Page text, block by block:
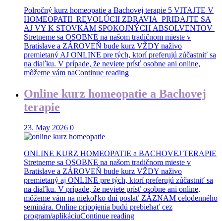
Polročný kurz homeopatie a Bachovej terapie 5 VITAJTE V
HOMEOPATII REVOLÚCII ZDRAVIA PRIDAJTE SA
AJ VY K STOVKÁM SPOKOJNÝCH ABSOLVENTOV
Stretneme sa OSOBNE na našom tradičnom mieste v
Bratislave a ZÁROVEŇ bude kurz VŽDY naživo
premietaný AJ ONLINE pre tých, ktorí preferujú zúčastniť sa
na diaľku. V prípade, že neviete prísť osobne ani online,
môžeme vám naContinue reading
Online kurz homeopatie a Bachovej
terapie
23. May 2026 0
ONLINE KURZ HOMEOPATIE a BACHOVEJ TERAPIE
Stretneme sa OSOBNE na našom tradičnom mieste v
Bratislave a ZÁROVEŇ bude kurz VŽDY naživo
premietaný aj ONLINE pre tých, ktorí preferujú zúčastniť sa
na diaľku. V prípade, že neviete prísť osobne ani online,
môžeme vám na niekoľko dní poslať ZÁZNAM celodenného
seminára. Online pripojenia budú prebiehať cez
program/aplikáciuContinue reading